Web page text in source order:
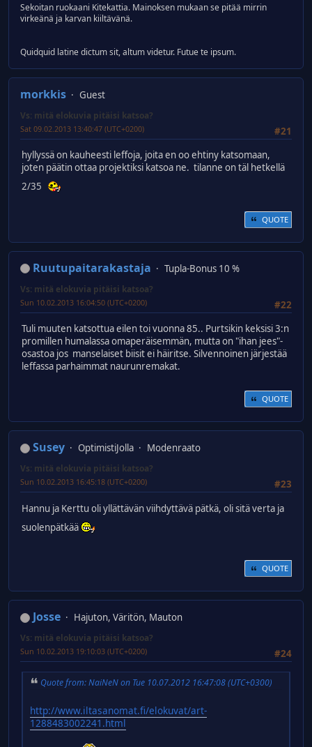
Sekoitan ruokaani Kitekattia. Mainoksen mukaan se pitää mirrin
virkeänä ja karvan kiiltävänä.
Quidquid latine dictum sit, altum videtur. Futue te ipsum.
morkkis Guest
Vs: mitä elokuvia pitäisi katsoa?
#21
Sat 09.02.2013 13:40:47 (UTC+0200)
hyllyssä on kauheesti leffoja, joita en oo ehtiny katsomaan,
joten päätin ottaa projektiksi katsoa ne. tilanne on täl hetkellä
2/35
QUOTE
Ruutupaitarakastaja Tupla-Bonus 10 %
Vs: mitä elokuvia pitäisi katsoa?
#22
Sun 10.02.2013 16:04:50 (UTC+0200)
Tuli muuten katsottua eilen toi vuonna 85.. Purtsikin keksisi 3:n
promillen humalassa omaperäisemmän, mutta on "ihan jees"-
osastoa jos manselaiset biisit ei häiritse. Silvennoinen järjestää
leffassa parhaimmat naurunremakat.
QUOTE
Susey OptimistiJolla Modenraato
Vs: mitä elokuvia pitäisi katsoa?
#23
Sun 10.02.2013 16:45:18 (UTC+0200)
Hannu ja Kerttu oli yllättävän viihdyttävä pätkä, oli sitä verta ja
suolenpätkää
QUOTE
Josse Hajuton, Väritön, Mauton
Vs: mitä elokuvia pitäisi katsoa?
#24
Sun 10.02.2013 19:10:03 (UTC+0200)
Quote from: NaiNeN on Tue 10.07.2012 16:47:08 (UTC+0300)
http://www.iltasanomat.fi/elokuvat/art-
1288483002241.html